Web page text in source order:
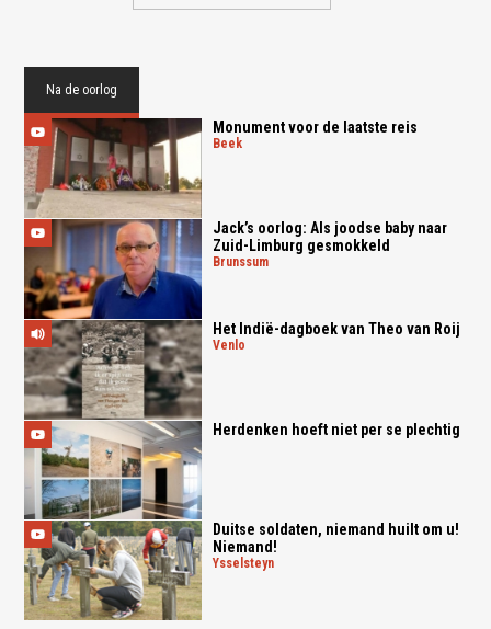
Na de oorlog
Monument voor de laatste reis
beek
Jack’s oorlog: Als joodse baby naar
Zuid-Limburg gesmokkeld
brunssum
Het Indië-dagboek van Theo van Roij
venlo
Herdenken hoeft niet per se plechtig
Duitse soldaten, niemand huilt om u!
Niemand!
ysselsteyn